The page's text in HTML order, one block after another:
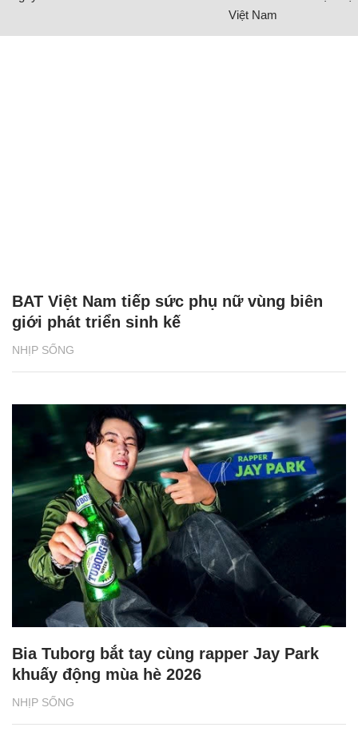
Việt Nam
NHỊP SỐNG
BAT Việt Nam tiếp sức phụ nữ vùng biên
giới phát triển sinh kế
NHỊP SỐNG
Bia Tuborg bắt tay cùng rapper Jay Park
khuấy động mùa hè 2026